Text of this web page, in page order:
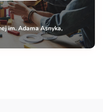
im. Adama Asnyka,